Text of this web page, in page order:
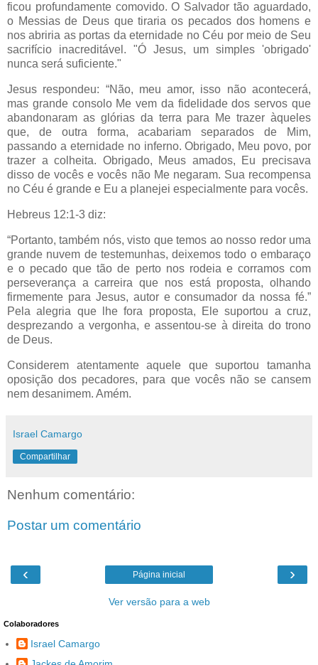
ficou profundamente comovido. O Salvador tão aguardado,
o Messias de Deus que tiraria os pecados dos homens e
nos abriria as portas da eternidade no Céu por meio de Seu
sacrifício inacreditável. "Ó Jesus, um simples 'obrigado'
nunca será suficiente."
Jesus respondeu: “Não, meu amor, isso não acontecerá,
mas grande consolo Me vem da fidelidade dos servos que
abandonaram as glórias da terra para Me trazer àqueles
que, de outra forma, acabariam separados de Mim,
passando a eternidade no inferno. Obrigado, Meu povo, por
trazer a colheita. Obrigado, Meus amados, Eu precisava
disso de vocês e vocês não Me negaram. Sua recompensa
no Céu é grande e Eu a planejei especialmente para vocês.
Hebreus 12:1-3 diz:
“Portanto, também nós, visto que temos ao nosso redor uma
grande nuvem de testemunhas, deixemos todo o embaraço
e o pecado que tão de perto nos rodeia e corramos com
perseverança a carreira que nos está proposta, olhando
firmemente para Jesus, autor e consumador da nossa fé.”
Pela alegria que lhe fora proposta, Ele suportou a cruz,
desprezando a vergonha, e assentou-se à direita do trono
de Deus.
Considerem atentamente aquele que suportou tamanha
oposição dos pecadores, para que vocês não se cansem
nem desanimem. Amém.
Israel Camargo
Compartilhar
Nenhum comentário:
Postar um comentário
‹ ›
Página inicial
Ver versão para a web
Colaboradores
Israel Camargo